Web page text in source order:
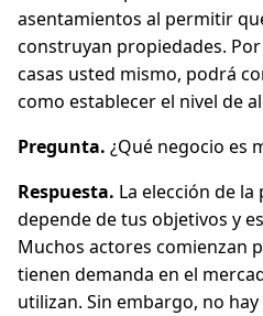
asentamientos al permitir
construyan propiedades.
casas usted mismo, podrá
como establecer el nivel de
Pregunta. ¿Qué negocio es
Respuesta. La elección de
depende de tus objetivos y
Muchos actores comienzan
tienen demanda en el
utilizan. Sin embargo, no